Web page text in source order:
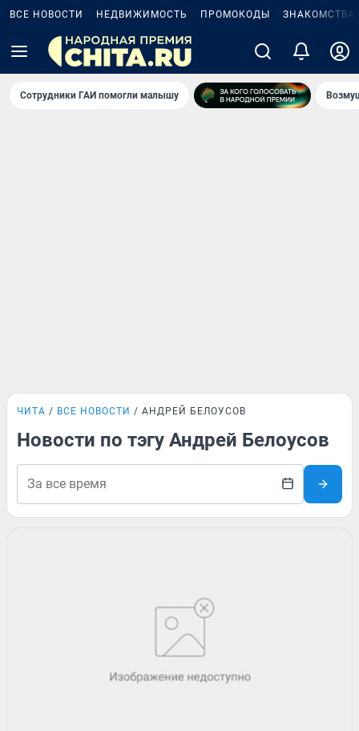
ВСЕ НОВОСТИ НЕДВИЖИМОСТЬ ПРОМОКОДЫ ЗНАКОМСТВА
Сотрудники ГАИ помогли малышу
ЧИТА ВСЕ НОВОСТИ АНДРЕЙ БЕЛОУСОВ
Новости по тэгу Андрей Белоусов